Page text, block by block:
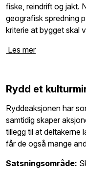
fiske, reindrift og jakt.
geografisk spredning
kriterie at bygget skal
Les mer
Rydd et
Ryddeaksjonen har
samtidig skaper
tillegg til at deltakerne
får de også mange
Satsningsområde: